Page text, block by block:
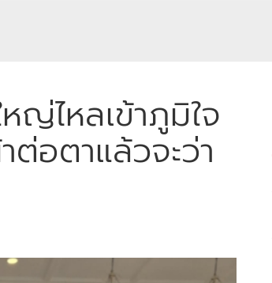
ญ่ไหลเข้าภูมิใจ
อตาแล้วจะว่า